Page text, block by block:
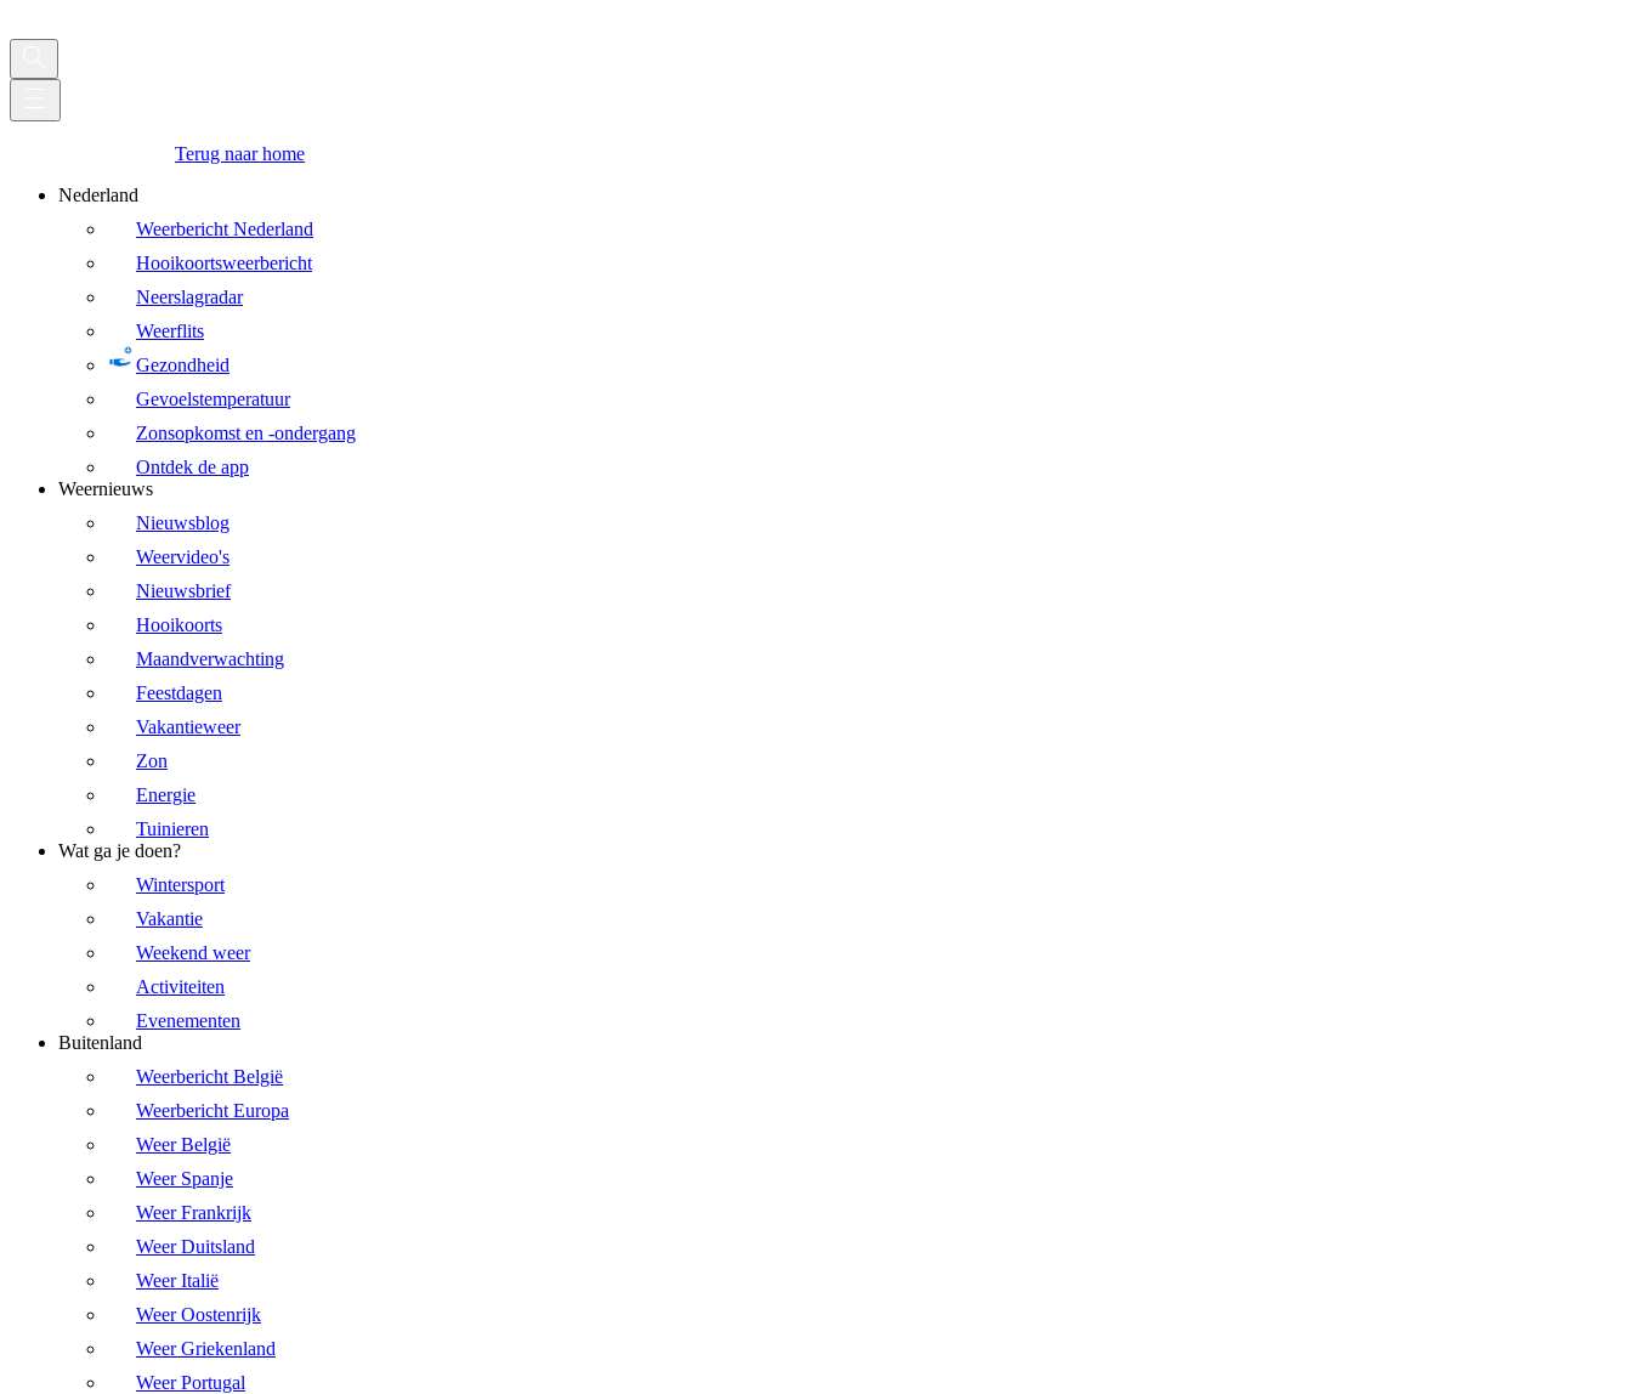
Terug naar home
Nederland
Weerbericht Nederland
Hooikoortsweerbericht
Neerslagradar
Weerflits
Gezondheid
Gevoelstemperatuur
Zonsopkomst en -ondergang
Ontdek de app
Weernieuws
Nieuwsblog
Weervideo's
Nieuwsbrief
Hooikoorts
Maandverwachting
Feestdagen
Vakantieweer
Zon
Energie
Tuinieren
Wat ga je doen?
Wintersport
Vakantie
Weekend weer
Activiteiten
Evenementen
Buitenland
Weerbericht België
Weerbericht Europa
Weer België
Weer Spanje
Weer Frankrijk
Weer Duitsland
Weer Italië
Weer Oostenrijk
Weer Griekenland
Weer Portugal